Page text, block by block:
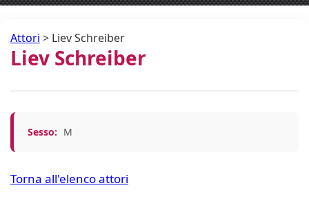
Attori > Liev Schreiber
Liev Schreiber
Sesso: M
Torna all'elenco attori